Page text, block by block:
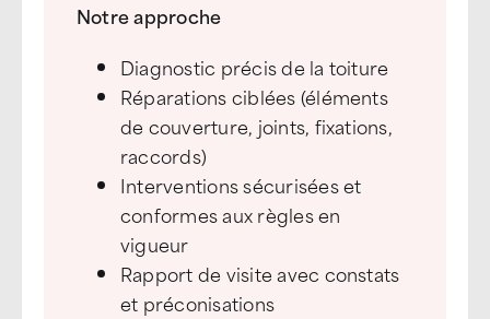
Notre approche
Diagnostic précis de la toiture
Réparations ciblées (éléments
de couverture, joints, fixations,
raccords)
Interventions sécurisées et
conformes aux règles en
vigueur
Rapport de visite avec constats
et préconisations